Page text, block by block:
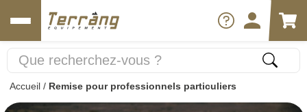
Accueil / Remise pour professionnels particuliers